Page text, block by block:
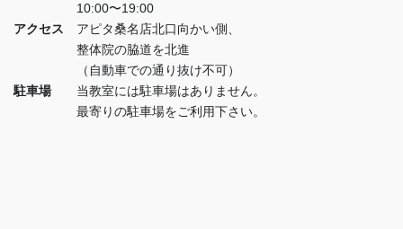
10:00〜19:00
アクセス アピタ桑名店北口向かい側、
整体院の脇道を北進
（自動車での通り抜け不可）
駐車場
当教室には駐車場はありません。
最寄りの駐車場をご利用下さい。